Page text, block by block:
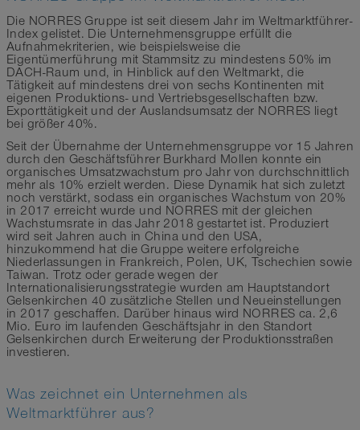
Die NORRES Gruppe ist seit diesem Jahr im Weltmarktführer-
Index gelistet. Die Unternehmensgruppe erfüllt die
Aufnahmekriterien, wie beispielsweise die
Eigentümerführung mit Stammsitz zu mindestens 50% im
DACH-Raum und, in Hinblick auf den Weltmarkt, die
Tätigkeit auf mindestens drei von sechs Kontinenten mit
eigenen Produktions- und Vertriebsgesellschaften bzw.
Exporttätigkeit und der Auslandsumsatz der NORRES liegt
bei größer 40%.
Seit der Übernahme der Unternehmensgruppe vor 15 Jahren
durch den Geschäftsführer Burkhard Mollen konnte ein
organisches Umsatzwachstum pro Jahr von durchschnittlich
mehr als 10% erzielt werden. Diese Dynamik hat sich zuletzt
noch verstärkt, sodass ein organisches Wachstum von 20%
in 2017 erreicht wurde und NORRES mit der gleichen
Wachstumsrate in das Jahr 2018 gestartet ist. Produziert
wird seit Jahren auch in China und den USA,
hinzukommend hat die Gruppe weitere erfolgreiche
Niederlassungen in Frankreich, Polen, UK, Tschechien sowie
Taiwan. Trotz oder gerade wegen der
Internationalisierungsstrategie wurden am Hauptstandort
Gelsenkirchen 40 zusätzliche Stellen und Neueinstellungen
in 2017 geschaffen. Darüber hinaus wird NORRES ca. 2,6
Mio. Euro im laufenden Geschäftsjahr in den Standort
Gelsenkirchen durch Erweiterung der Produktionsstraßen
investieren.
Was zeichnet ein Unternehmen als
Weltmarktführer aus?